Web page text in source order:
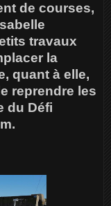
de courses,
travaux
la
quant à elle,
reprendre les
du Défi